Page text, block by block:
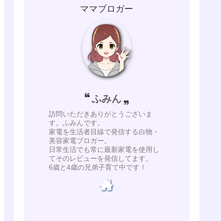
ママブロガー
ふみん
訪問いただきありがとうございま
す。ふみんです。
家電を生活者目線で発信する白物・
美容家電ブロガー。
日常生活でも常に最新家電を使用し
てそのレビューを発信してます。
6歳と4歳の兄弟子育て中です！